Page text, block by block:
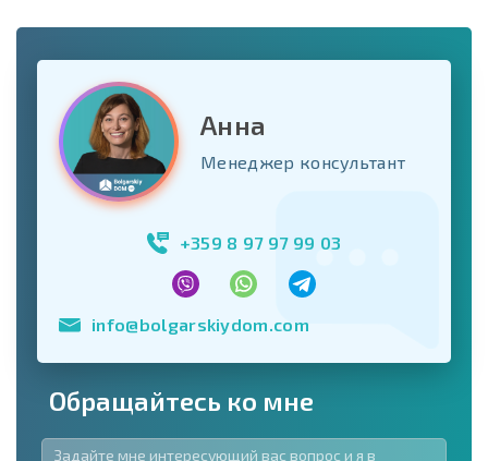
Анна
Менеджер консультант
+359 8 97 97 99 03
info@bolgarskiydom.com
Обращайтесь ко мне